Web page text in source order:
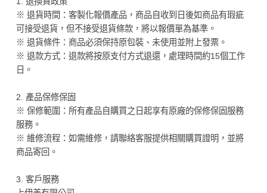
※ 退貨時間：客製化報價產品，商品自收到日後如商品有瑕疵
可接受退貨，但不接受退貨條款，將以報價單為基準。
※ 退貨條件：商品必須保持原包裝、未使用並附上發票。
※ 退款方式：退款將按原支付方式退還，處理時間約15個工作
日。
2. 產品保修保固
※ 保修範圍：所有產品自購買之日起享有原廠的保修保固服務
服務。
※ 維修流程：如需維修，請聯絡客服提供相關購買證明，並將
商品寄回。
3. 客戶服務